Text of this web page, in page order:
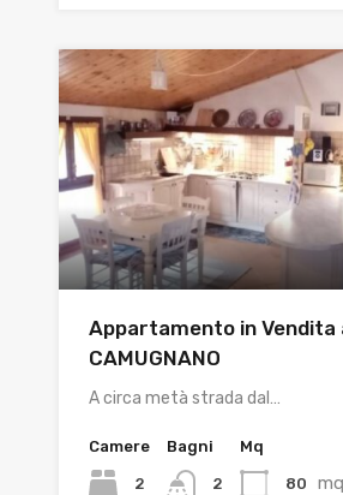
Appartamento in Vendita
CAMUGNANO
A circa metà strada dal…
Camere
2
Bagni
2
Mq
80 mq